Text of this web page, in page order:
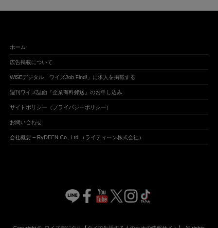
ホーム
広告掲載について
WiSEデジタル「ワイズJob Find!」に求人を掲載する
週刊ワイズ誌面『企業有料郵送』のお申し込み
サイトポリシー（プライバシーポリシー）
お問い合わせ
会社概要 – RyDEEN Co., Ltd.（ライディーン株式会社）